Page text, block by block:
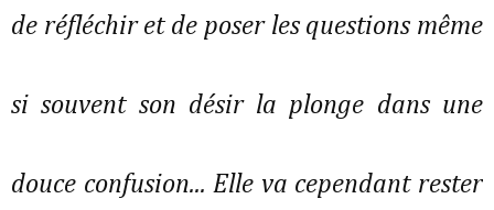
de réfléchir et de poser les questions même
si souvent son désir la plonge dans une
douce confusion... Elle va cependant rester